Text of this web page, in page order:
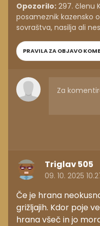
Opozorilo: 297. členu
posameznik kazensko
sovraštva, nasilja ali
PRAVILA ZA OBJAVO
Triglav 505
09. 10. 2025
Če je hrana
grižljajih. Kdor poje
hrana všeč in jo